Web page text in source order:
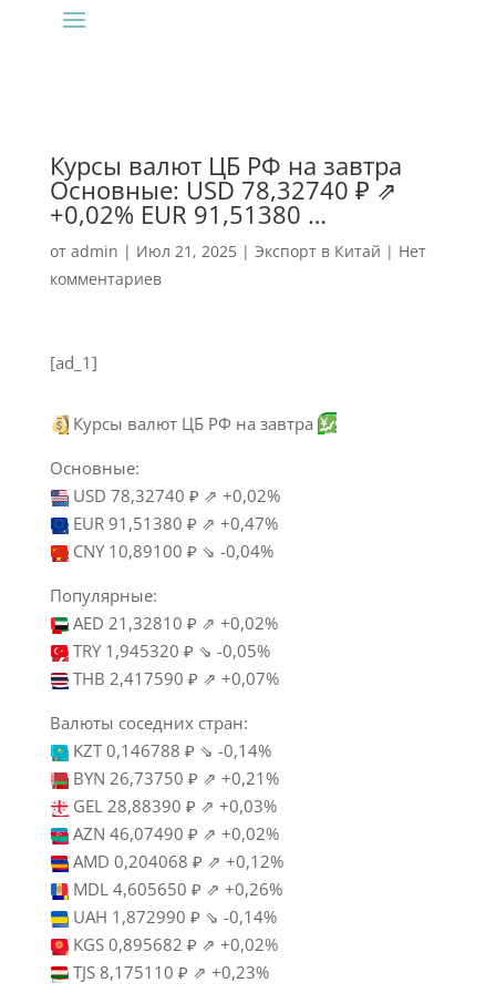
Курсы валют ЦБ РФ на завтра
Основные: USD 78,32740 ₽ ⇗
+0,02% EUR 91,51380 …
от admin | Июл 21, 2025| Экспорт в Китай | Нет
комментариев
[ad_1]
Курсы валют ЦБ РФ на завтра
Основные:
USD 78,32740 ₽ ⇗ +0,02%
EUR 91,51380 ₽ ⇗ +0,47%
CNY 10,89100 ₽ ⇘ -0,04%
Популярные:
AED 21,32810 ₽ ⇗ +0,02%
TRY 1,945320 ₽ ⇘ -0,05%
THB 2,417590 ₽ ⇗ +0,07%
Валюты соседних стран:
KZT 0,146788 ₽ ⇘ -0,14%
BYN 26,73750 ₽ ⇗ +0,21%
GEL 28,88390 ₽ ⇗ +0,03%
AZN 46,07490 ₽ ⇗ +0,02%
AMD 0,204068 ₽ ⇗ +0,12%
MDL 4,605650 ₽ ⇗ +0,26%
UAH 1,872990 ₽ ⇘ -0,14%
KGS 0,895682 ₽ ⇗ +0,02%
TJS 8,175110 ₽ ⇗ +0,23%